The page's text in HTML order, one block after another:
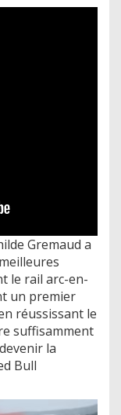
Gremaud a
le rail arc-en-
un premier
réussissant le
suffisamment
la
Bull